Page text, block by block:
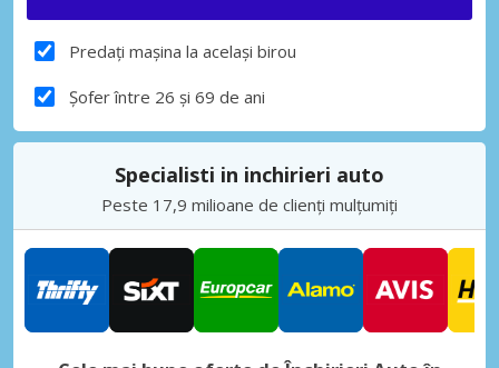
Predați mașina la același birou
Șofer între 26 și 69 de ani
Specialisti in inchirieri auto
Peste 17,9 milioane de clienți mulțumiți